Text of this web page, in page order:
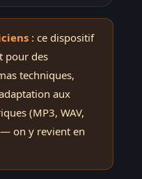
:ce dispositif
pour des
techniques,
aux
(MP3, WAV,
on y revient en